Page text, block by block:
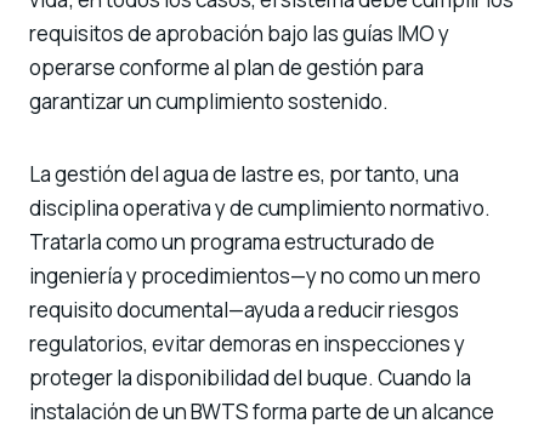
requisitos de aprobación bajo las guías IMO y
operarse conforme al plan de gestión para
garantizar un cumplimiento sostenido.
La gestión del agua de lastre es, por tanto, una
disciplina operativa y de cumplimiento normativo.
Tratarla como un programa estructurado de
ingeniería y procedimientos—y no como un mero
requisito documental—ayuda a reducir riesgos
regulatorios, evitar demoras en inspecciones y
proteger la disponibilidad del buque. Cuando la
instalación de un BWTS forma parte de un alcance